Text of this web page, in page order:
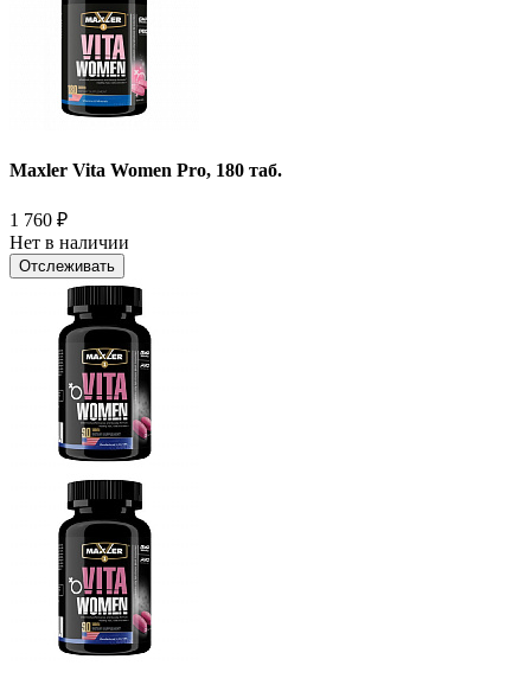
Maxler Vita Women Pro, 180 таб.
1 760 ₽
Нет в наличии
Отслеживать